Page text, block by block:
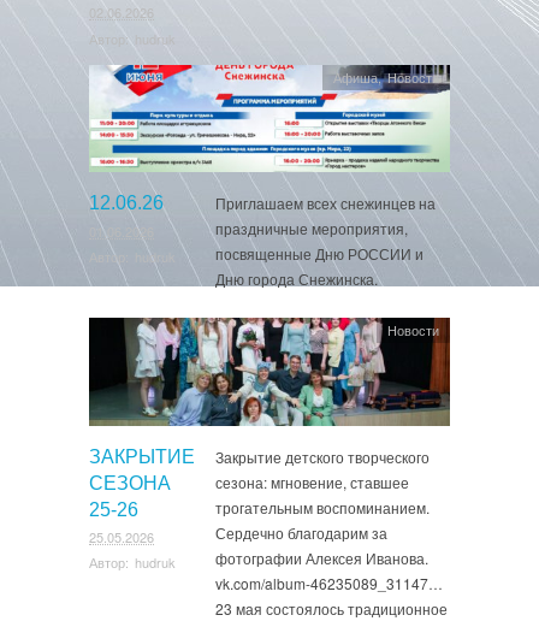
02.06.2026
Автор: hudruk
12.06.26
01.06.2026
Автор:
hudruk
Афиша,Новости
Приглашаем всех снежинцев на
праздничные мероприятия,
посвященные Дню РОССИИ и
Дню города Снежинска.
ЗАКРЫТИЕ
СЕЗОНА
25-26
25.05.2026
Автор: hudruk
Новости
Закрытие детского творческого
сезона: мгновение, ставшее
трогательным воспоминанием.
Сердечно благодарим за
фотографии Алексея Иванова.
vk.com/album-46235089_31147…
23 мая состоялось традиционное